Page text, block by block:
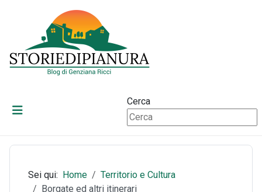
Cerca
Sei qui: Home
Territorio e Cultura
Borgate ed altri itinerari